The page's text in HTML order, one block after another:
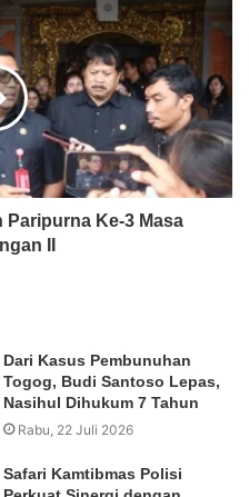
Paripurna Ke-3 Masa
II
Dari Kasus Pembunuhan
Togog, Budi Santoso Lepas,
Nasihul Dihukum 7 Tahun
Rabu, 22 Juli 2026
Safari Kamtibmas Polisi